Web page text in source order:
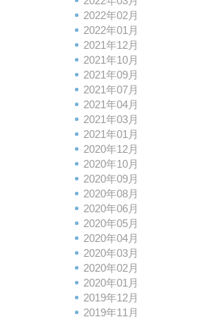
2022年02月
2022年01月
2021年12月
2021年10月
2021年09月
2021年07月
2021年04月
2021年03月
2021年01月
2020年12月
2020年10月
2020年09月
2020年08月
2020年06月
2020年05月
2020年04月
2020年03月
2020年02月
2020年01月
2019年12月
2019年11月